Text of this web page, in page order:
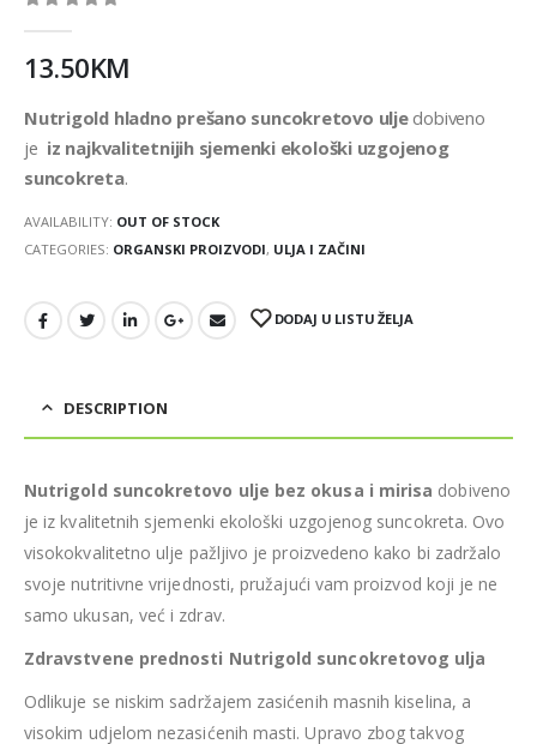
13.50KM
Nutrigold hladno prešano suncokretovo uljedobiveno
je iz najkvalitetnijih sjemenki ekološki uzgojenog
suncokreta.
AVAILABILITY: OUT OF STOCK
CATEGORIES: ORGANSKI PROIZVODI, ULJA I ZAČINI
DODAJ U LISTU ŽELJA
DESCRIPTION
Nutrigold suncokretovo ulje bez okusa i mirisa dobiveno
je iz kvalitetnih sjemenki ekološki uzgojenog suncokreta. Ovo
visokokvalitetno ulje pažljivo je proizvedeno kako bi zadržalo
svoje nutritivne vrijednosti, pružajući vam proizvod koji je ne
samo ukusan, već i zdrav.
Zdravstvene prednosti Nutrigold suncokretovog ulja
Odlikuje se niskim sadržajem zasićenih masnih kiselina, a
visokim udjelom nezasićenih masti. Upravo zbog takvog